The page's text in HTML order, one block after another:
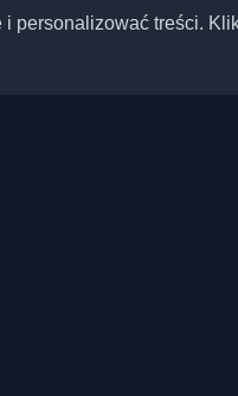
personalizować treści.